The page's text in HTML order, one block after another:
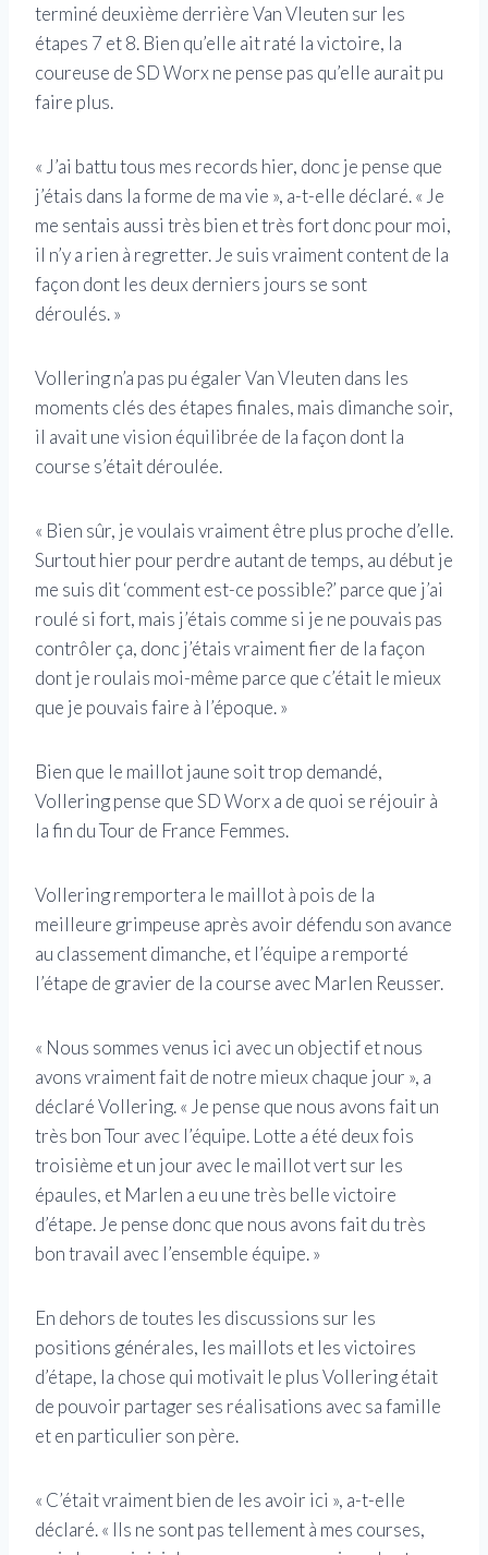
terminé deuxième derrière Van Vleuten sur les
étapes 7 et 8. Bien qu’elle ait raté la victoire, la
coureuse de SD Worx ne pense pas qu’elle aurait pu
faire plus.
« J’ai battu tous mes records hier, donc je pense que
j’étais dans la forme de ma vie », a-t-elle déclaré. « Je
me sentais aussi très bien et très fort donc pour moi,
il n’y a rien à regretter. Je suis vraiment content de la
façon dont les deux derniers jours se sont
déroulés. »
Vollering n’a pas pu égaler Van Vleuten dans les
moments clés des étapes finales, mais dimanche soir,
il avait une vision équilibrée de la façon dont la
course s’était déroulée.
« Bien sûr, je voulais vraiment être plus proche d’elle.
Surtout hier pour perdre autant de temps, au début je
me suis dit ‘comment est-ce possible?’ parce que j’ai
roulé si fort, mais j’étais comme si je ne pouvais pas
contrôler ça, donc j’étais vraiment fier de la façon
dont je roulais moi-même parce que c’était le mieux
que je pouvais faire à l’époque. »
Bien que le maillot jaune soit trop demandé,
Vollering pense que SD Worx a de quoi se réjouir à
la fin du Tour de France Femmes.
Vollering remportera le maillot à pois de la
meilleure grimpeuse après avoir défendu son avance
au classement dimanche, et l’équipe a remporté
l’étape de gravier de la course avec Marlen Reusser.
« Nous sommes venus ici avec un objectif et nous
avons vraiment fait de notre mieux chaque jour », a
déclaré Vollering. « Je pense que nous avons fait un
très bon Tour avec l’équipe. Lotte a été deux fois
troisième et un jour avec le maillot vert sur les
épaules, et Marlen a eu une très belle victoire
d’étape. Je pense donc que nous avons fait du très
bon travail avec l’ensemble équipe. »
En dehors de toutes les discussions sur les
positions générales, les maillots et les victoires
d’étape, la chose qui motivait le plus Vollering était
de pouvoir partager ses réalisations avec sa famille
et en particulier son père.
« C’était vraiment bien de les avoir ici », a-t-elle
déclaré. « Ils ne sont pas tellement à mes courses,